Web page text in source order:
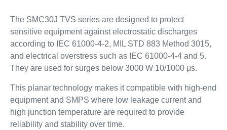
The SMC30J TVS series are designed to protect
sensitive equipment against electrostatic discharges
according to IEC 61000-4-2, MIL STD 883 Method 3015,
and electrical overstress such as IEC 61000-4-4 and 5.
They are used for surges below 3000 W 10/1000 μs.
This planar technology makes it compatible with high-end
equipment and SMPS where low leakage current and
high junction temperature are required to provide
reliability and stability over time.